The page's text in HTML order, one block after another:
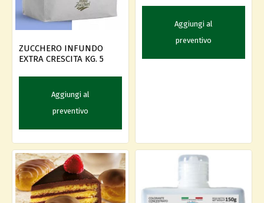
ZUCCHERO INFUNDO
EXTRA CRESCITA KG. 5
Aggiungi al
preventivo
Aggiungi al
preventivo